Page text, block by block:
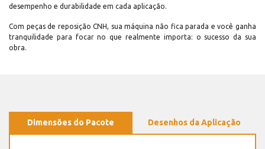
desempenho e durabilidade em cada aplicação.
Com peças de reposição CNH, sua máquina não fica parada e você ganha
tranquilidade para focar no que realmente importa: o sucesso da sua
obra.
Dimensões do Pacote Desenhos da Aplicação